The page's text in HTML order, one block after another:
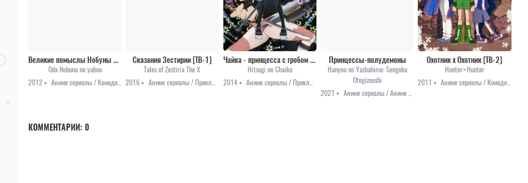
Великие помыслы Нобуны Оды
Oda Nobuna no yabou
2012 •
Сказания Зестирии [ТВ-1]
Tales of Zestiria The X
2016 •
Чайка - принцесса с гробом [ТВ-1]
Hitsugi no Chaika
2014 •
Принцессы-полудемоны
Hanyou no Yashahime: Sengoku
Otogizoushi
2021 •
Охотник х Охотник [ТВ-2]
Hunter×Hunter
2011 •
КОММЕНТАРИИ: 0